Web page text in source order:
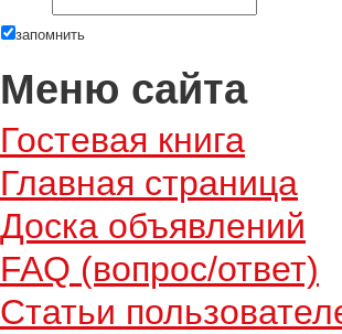
запомнить
Меню сайта
Гостевая книга
Главная страница
Доска объявлений
FAQ (вопрос/ответ)
Статьи